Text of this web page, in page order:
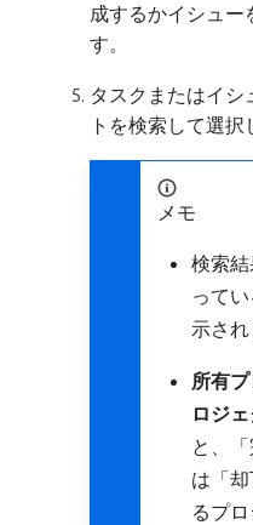
成するかイシュー
す。
タスクまたはイシ
トを検索して選択
メモ
検索
って
示され
所有
ロジ
と、
は「
るプ